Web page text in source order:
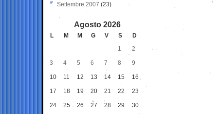
Settembre 2007 (23)
Agosto 2026
L M M G V S
D
1
2
3 4 5 6 7 8 9
10 11 12 13 14 15 16
17 18 19 20 21 22 23
24 25 26 27 28 29 30